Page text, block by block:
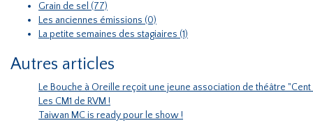
Grain de sel (77)
Les anciennes émissions (0)
La petite semaines des stagiaires (1)
Autres articles
Le Bouche à Oreille reçoit une jeune association de théâtre
Les CM1 de RVM !
Taiwan MC is ready pour le show !